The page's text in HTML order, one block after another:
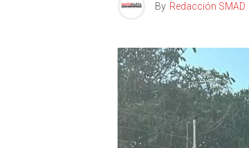
By Redacción SMAD